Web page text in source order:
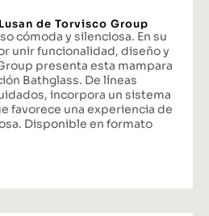
de Torvisco Group
cómoda y silenciosa. En su
unir funcionalidad, diseño y
presenta esta mampara
Bathglass. De líneas
incorpora un sistema
favorece una experiencia de
Disponible en formato